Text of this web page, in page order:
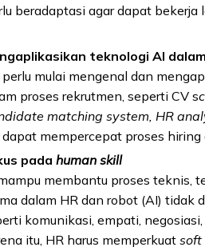
beradaptasi agar dapat
teknologi AI
perlu mulai mengenal dan
proses rekrutmen, seperti CV s
matching system, HR
dapat mempercepat proses
pada human skill
membantu proses teknis,
dalam HR dan robot (AI)
komunikasi, empati, negosiasi,
itu, HR harus memperkuatsoft